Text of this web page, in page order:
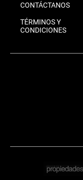
CONTÁCTANOS
TÉRMINOS Y
CONDICIONES